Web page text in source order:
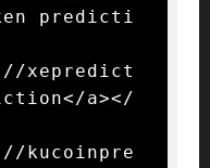
predicti
xepredict
a></
kucoinpre